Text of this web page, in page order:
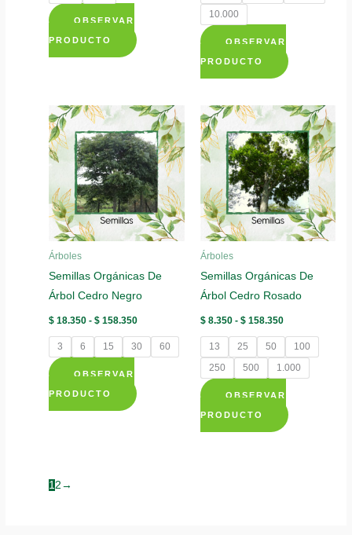
hasta
$ 158.350
OBSERVAR
PRODUCTO
Este
variantes.
Las
opciones
se
pueden
elegir
en
página
de
producto
hasta
10.000
OBSERVAR
PRODUCTO
Este
múltiples
variantes.
Las
opciones
se
pueden
elegir
la
página
producto
Árboles
Semillas Orgánicas De
Árbol Cedro Negro
$ 18.350 - $ 158.350
precios:
3 6 15 30 60
OBSERVAR
PRODUCTO
Este
Árboles
Semillas Orgánicas De
Árbol Cedro Rosado
$8.350 - $158.350Rango
precios:
$ 8.350
hasta
$ 158.350
13 25 50
100
250
500 1.000
OBSERVAR
PRODUCTO
Este
12 →